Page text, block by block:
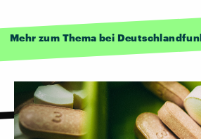
Mehr zum Thema bei